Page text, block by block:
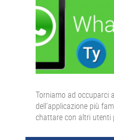
Torniamo ad occuparci
dell’applicazione più
chattare con altri utenti